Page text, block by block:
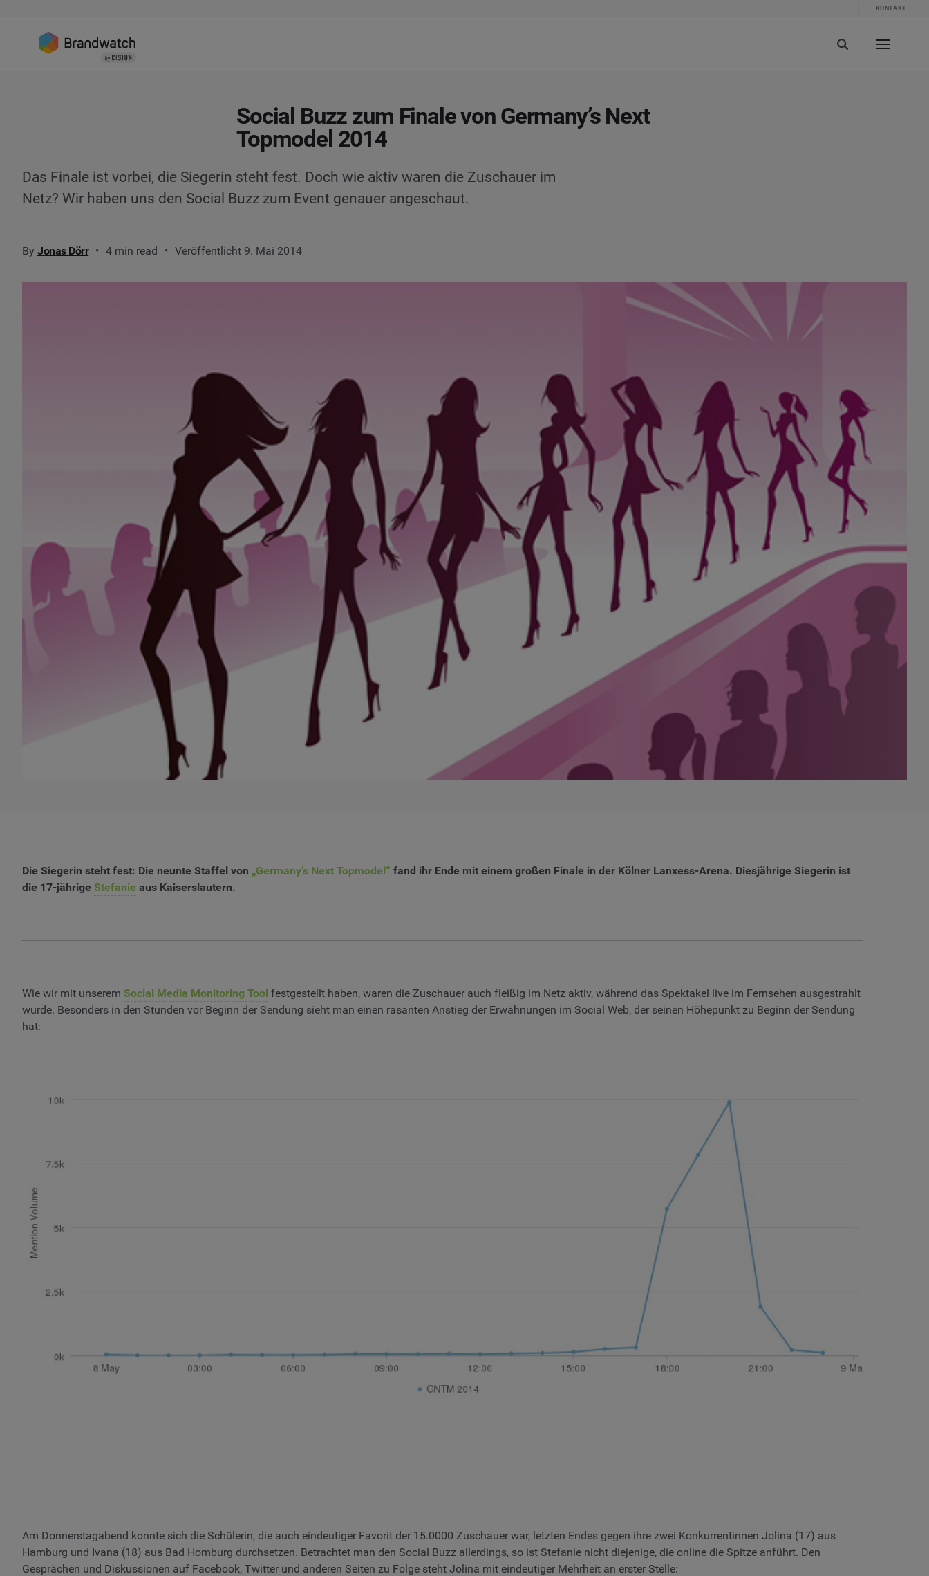
KONTAKT
Social Buzz zum Finale von Germany’s Next
Topmodel 2014
Das Finale ist vorbei, die Siegerin steht fest. Doch wie aktiv waren die Zuschauer im
Netz? Wir haben uns den Social Buzz zum Event genauer angeschaut.
By Jonas Dörr 4 min read Veröffentlicht 9. Mai 2014
Die Siegerin steht fest: Die neunte Staffel von „Germany’s Next Topmodel“ fand ihr Ende mit einem großen Finale in der Kölner Lanxess-Arena. Diesjährige Siegerin ist
die 17-jährige Stefanie aus Kaiserslautern.
Wie wir mit unserem Social Media Monitoring Tool festgestellt haben, waren die Zuschauer auch fleißig im Netz aktiv, während das Spektakel live im Fernsehen ausgestrahlt
wurde. Besonders in den Stunden vor Beginn der Sendung sieht man einen rasanten Anstieg der Erwähnungen im Social Web, der seinen Höhepunkt zu Beginn der Sendung
hat:
Am Donnerstagabend konnte sich die Schülerin, die auch eindeutiger Favorit der 15.0000 Zuschauer war, letzten Endes gegen ihre zwei Konkurrentinnen Jolina (17) aus
Hamburg und Ivana (18) aus Bad Homburg durchsetzen. Betrachtet man den Social Buzz allerdings, so ist Stefanie nicht diejenige, die online die Spitze anführt. Den
Gesprächen und Diskussionen auf Facebook, Twitter und anderen Seiten zu Folge steht Jolina mit eindeutiger Mehrheit an erster Stelle: